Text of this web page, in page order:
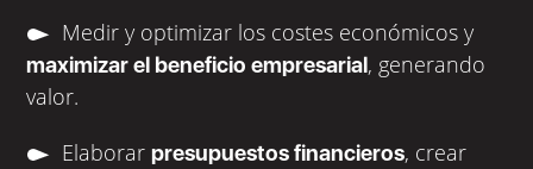
Medir y optimizar los costes económicos y
maximizar el beneficio empresarial, generando
valor.
Elaborarpresupuestos financieros, crear